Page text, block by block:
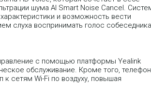
шума AI Smart Noise Cancel.
и возможность вести
слуха воспринимать голос собеседника
с помощью платформы Yealink
обслуживание. Кроме того,
сетям Wi-Fi по воздуху, повышая